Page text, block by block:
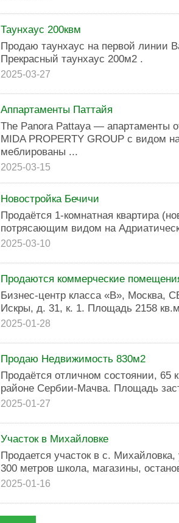
Таунхаус 200квм
Продаю таунхаус на первой линии
Прекрасный таунхаус 200м2 .
2025-03-27
Аппартаменты Паттайя
The Panora Pattaya — апартаменты
MIDA PROPERTY GROUP с видом
меблированы ...
2025-03-15
Новостройка Бечичи
Продаётся 1-комнатная квартира
потрясающим видом на
2025-03-10
Продаются коммерческие
Бизнес-центр класса «В», Москва,
Искры, д. 31, к. 1. Площадь 2158
2025-01-28
Продаю Недвижимость 830м2
Продаётся отличном состоянии, 65
районе Сербии-Мачва. Площадь
2025-01-27
Участок в Михайловке
Продается участок в с.
300 метров школа, магазины,
2025-01-16